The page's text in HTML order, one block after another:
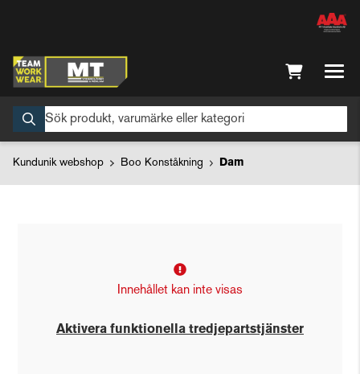
Kundunik webshop Boo Konståkning Dam
Innehållet kan inte visas
Aktivera funktionella tredjepartstjänster